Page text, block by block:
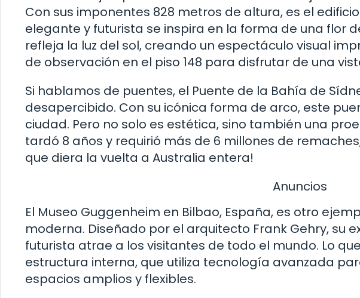
Con sus imponentes 828 metros de altura, es el
elegante y futurista se inspira en la forma de una flor
refleja la luz del sol, creando un espectáculo visual
de observación en el piso 148 para disfrutar de una
Si hablamos de puentes, el Puente de la Bahía de
desapercibido. Con su icónica forma de arco, este
ciudad. Pero no solo es estética, sino también una
tardó 8 años y requirió más de 6 millones de
que diera la vuelta a Australia entera!
Anuncios
El Museo Guggenheim en Bilbao, España, es otro
moderna. Diseñado por el arquitecto Frank Gehry, su
futurista atrae a los visitantes de todo el mundo. Lo
estructura interna, que utiliza tecnología avanzada
espacios amplios y flexibles.